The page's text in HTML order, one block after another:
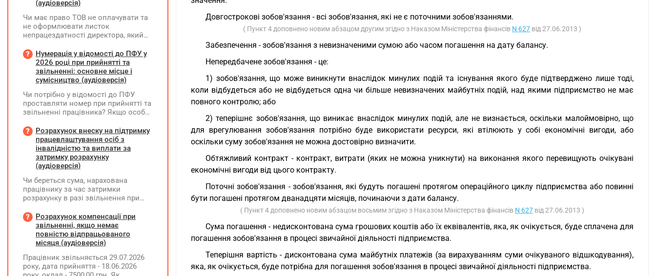
Довгострокові зобов'язання - всі зобов'язання, які не є поточними зобов'язаннями.
( Пункт 4 доповнено новим абзацом другим згідно з Наказом Міністерства фінансів N 627 від 27.06.2013 )
Забезпечення - зобов'язання з невизначеними сумою або часом погашення на дату балансу.
Непередбачене зобов'язання - це:
1) зобов'язання, що може виникнути внаслідок минулих подій та існування якого буде підтверджено лише тоді,
коли відбудеться або не відбудеться одна чи більше невизначених майбутніх подій, над якими підприємство не має
повного контролю; або
2) теперішнє зобов'язання, що виникає внаслідок минулих подій, але не визнається, оскільки малоймовірно, що
для врегулювання зобов'язання потрібно буде використати ресурси, які втілюють у собі економічні вигоди, або
оскільки суму зобов'язання не можна достовірно визначити.
Обтяжливий контракт - контракт, витрати (яких не можна уникнути) на виконання якого перевищують очікувані
економічні вигоди від цього контракту.
Поточні зобов'язання - зобов'язання, які будуть погашені протягом операційного циклу підприємства або повинні
бути погашені протягом дванадцяти місяців, починаючи з дати балансу.
( Пункт 4 доповнено новим абзацом восьмим згідно з Наказом Міністерства фінансів N 627 від 27.06.2013 )
Сума погашення - недисконтована сума грошових коштів або їх еквівалентів, яка, як очікується, буде сплачена для
погашення зобов'язання в процесі звичайної діяльності підприємства.
Теперішня вартість - дисконтована сума майбутніх платежів (за вирахуванням суми очікуваного відшкодування),
яка, як очікується, буде потрібна для погашення зобов'язання в процесі звичайної діяльності підприємства.
період не подається
(аудіоверсія)
Чи має право ТОВ не оплачувати та
не оформлювати листок
непрацездатності директора, який
збереження заробітної плати під час
призупинення діяльності
підприємства?
Нумерація у відомості до ПФУ у
2026 році при прийнятті та
звільненні: основне місце і
сумісництво (аудіоверсія)
Чи потрібно у відомості до ПФУ
проставляти номер при прийнятті та
звільненні працівника? Якщо особа
місцем роботи та за сумісництвом,
чи рахується це як два роботодавці?
Розрахунок внеску на підтримку
працевлаштування осіб з
інвалідністю та виплати за
затримку розрахунку
(аудіоверсія)
Чи береться сума, нарахована
працівнику за час затримки
розрахунку в разі звільнення при
заробітної плати (винагороди), для
розрахунку внеску на підтримку
працевлаштування осіб з
інвалідністю?
Розрахунок компенсації при
звільненні, якщо немає
повністю відпрацьованого
місяця (аудіоверсія)
Працівник звільняється 29.07.2026
року, дата прийняття - 18.06.2026